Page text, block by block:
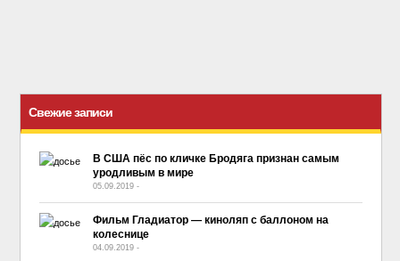
Свежие записи
В США пёс по кличке Бродяга признан самым
уродливым в мире
05.09.2019 -
Фильм Гладиатор — киноляп с баллоном на
колеснице
04.09.2019 -